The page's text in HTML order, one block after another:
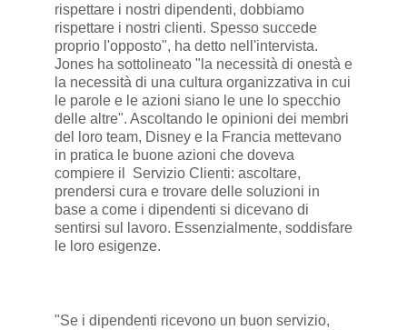
rispettare i nostri dipendenti, dobbiamo
rispettare i nostri clienti. Spesso succede
proprio l'opposto", ha detto nell'intervista.
Jones ha sottolineato "la necessità di onestà e
la necessità di una cultura organizzativa in cui
le parole e le azioni siano le une lo specchio
delle altre". Ascoltando le opinioni dei membri
del loro team, Disney e la Francia mettevano
in pratica le buone azioni che doveva
compiere il Servizio Clienti: ascoltare,
prendersi cura e trovare delle soluzioni in
base a come i dipendenti si dicevano di
sentirsi sul lavoro. Essenzialmente, soddisfare
le loro esigenze.
"Se i dipendenti ricevono un buon servizio,